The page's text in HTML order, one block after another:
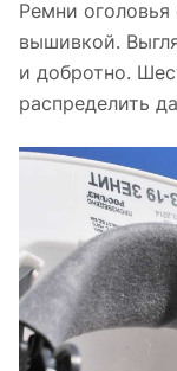
Ремни
вышивкой.
и добротно.
распределить